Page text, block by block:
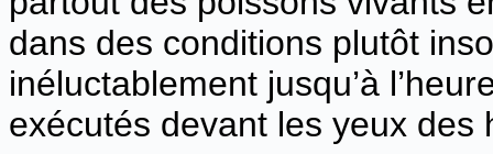
dans des conditions plutôt
inéluctablement jusqu’à
exécutés devant les yeux